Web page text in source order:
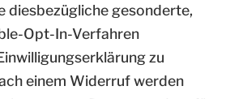
diesbezügliche gesonderte,
Opt-In-Verfahren
zu
einem Widerruf werden